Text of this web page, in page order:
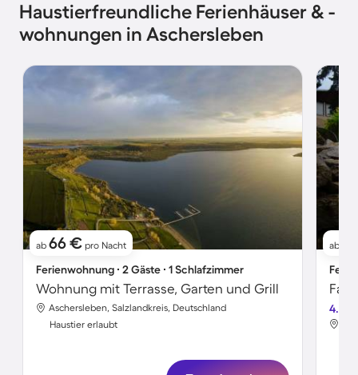
Haustierfreundliche Ferienhäuser & -
wohnungen in Aschersleben
ab 66 € pro Nacht
Ferienwohnung ∙ 2 Gäste ∙ 1 Schlafzimmer
Wohnung mit Terrasse, Garten und Grill
Aschersleben, Salzlandkreis, Deutschland
Haustier erlaubt
ab
4.5